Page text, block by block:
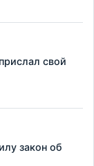
свой
закон об